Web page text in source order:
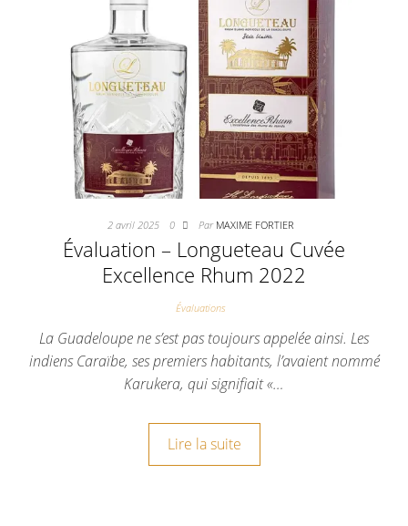
2 avril 2025 0 Par MAXIME FORTIER
Évaluation – Longueteau Cuvée
Excellence Rhum 2022
Évaluations
La Guadeloupe ne s’est pas toujours appelée ainsi. Les
indiens Caraïbe, ses premiers habitants, l’avaient nommé
Karukera, qui signifiait «…
Lire la suite